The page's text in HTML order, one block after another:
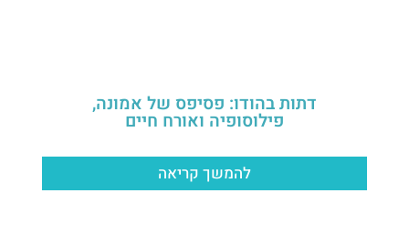
דתות בהודו: פסיפס של אמונה,
פילוסופיה ואורח חיים
להמשך קריאה